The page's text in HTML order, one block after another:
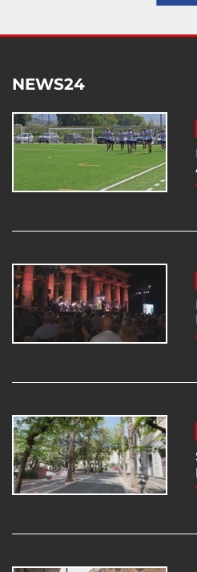
NEWS24